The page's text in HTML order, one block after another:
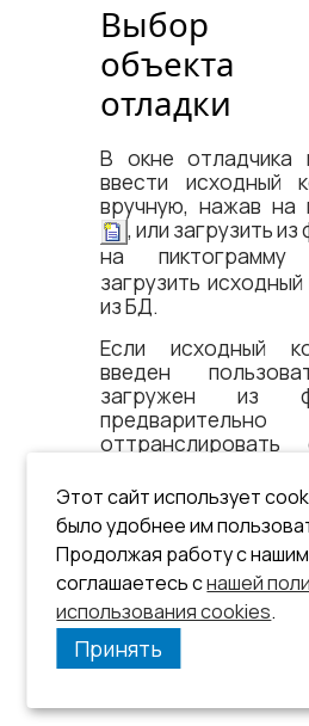
Выбор
объекта
отладки
В окне отладчика
ввести исходный
вручную, нажав на
, или загрузить
на пиктограмму
загрузить
из БД.
Если исходный
введен
загружен из
предварительно
Этот сайт использует
было удобнее им
Продолжая работу с
соглашаетесь снашей
использования cookies.
Принять